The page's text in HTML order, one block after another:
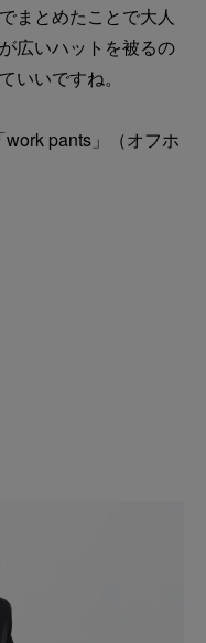
まとめたことで大人
広いハットを被るの
いいですね。
pants」（オフホ